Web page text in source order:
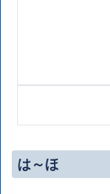
は～ほ